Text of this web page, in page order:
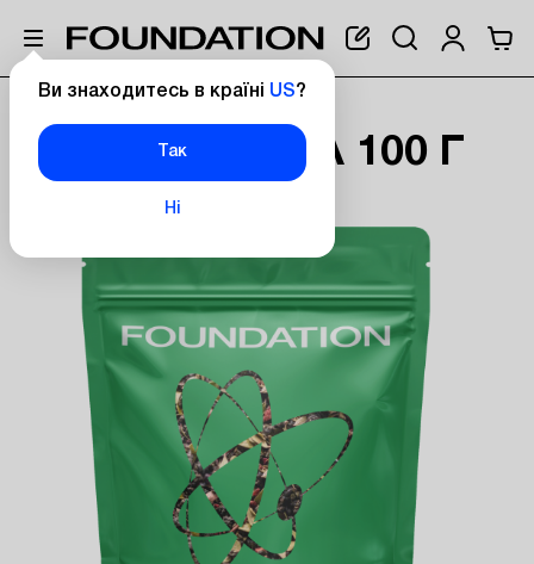
Ви знаходитесь в країні US?
Так
Ні
ЧАЙ ЖИЖА 100 Г